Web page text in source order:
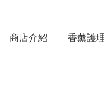
商店介紹 香薰護